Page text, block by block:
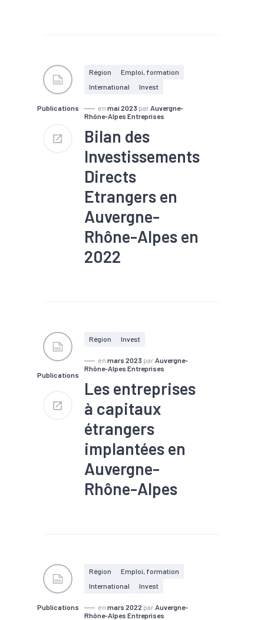
Publications
Région
Emploi, formation
International
Invest
en mai 2023 par Auvergne-
Rhône-Alpes Entreprises
Bilan des
Investissements
Directs
Etrangers en
Auvergne-
Rhône-Alpes en
2022
Publications
Région Invest
en mars 2023 par Auvergne-
Rhône-Alpes Entreprises
Les entreprises
à capitaux
étrangers
implantées en
Auvergne-
Rhône-Alpes
Publications
Région
Emploi, formation
International
Invest
en mars 2022 par Auvergne-
Rhône-Alpes Entreprises